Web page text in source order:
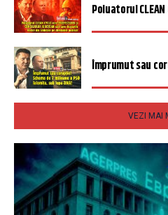
Poluatorul
Împrumut sau
VEZI MAI